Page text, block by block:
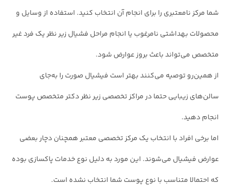
شما مرکز نامعتبری را برای انجام آن انتخاب کنید. استفاده از وسایل و
محصولات بهداشتی نامرغوب یا انجام مراحل فشیال زیر نظر یک فرد غیر
متخصص می‌تواند باعث بروز عوارض شود.
از همین‌رو توصیه می‌کنند بهتر است فیشیال صورت را به‌جای
سالن‌های زیبایی حتما در مراکز تخصصی زیر نظر دکتر متخصص پوست
انجام دهید.
اما برخی افراد با انتخاب یک مرکز تخصصی معتبر همچنان دچار بعضی
عوارض فیشیال می‌شوند. این مورد به دلیل نوع خدمات پاکسازی بوده
که احتمالا متناسب با نوع پوست شما انتخاب نشده است.